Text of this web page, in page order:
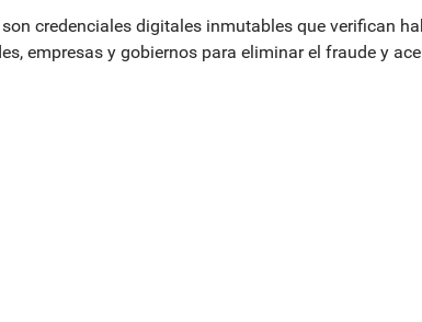
credenciales digitales inmutables que verifican
empresas y gobiernos para eliminar el fraude y